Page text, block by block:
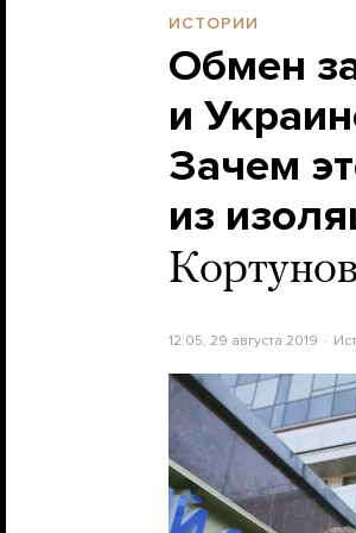
ИСТОРИИ
Обмен
и
Зачем
из
Кортунов
12:05, 29 августа 2019